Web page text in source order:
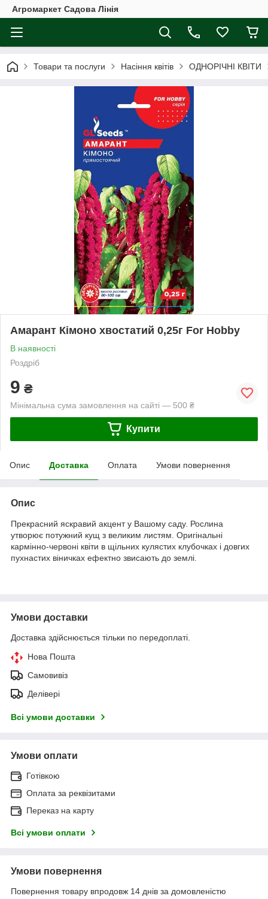
Агромаркет Садова Лінія
Товари та послуги Насіння квітів ОДНОРІЧНІ КВІТИ
Амарант Кімоно хвостатий 0,25г For Hobby
В наявності
Роздріб
9 ₴
Мінімальна сума замовлення на сайті — 500 ₴
Купити
Опис Доставка Оплата Умови повернення
Опис
Прекрасний яскравий акцент у Вашому саду. Рослина
утворює потужний кущ з великим листям. Оригінальні
кармінно-червоні квіти в щільних кулястих клубочках і довгих
пухнастих віничках ефектно звисають до землі.
Умови доставки
Доставка здійснюється тільки по передоплаті.
Нова Пошта
Самовивіз
Делівері
Всі умови доставки
Умови оплати
Готівкою
Оплата за реквізитами
Переказ на карту
Всі умови оплати
Умови повернення
Повернення товару впродовж 14 днів за домовленістю